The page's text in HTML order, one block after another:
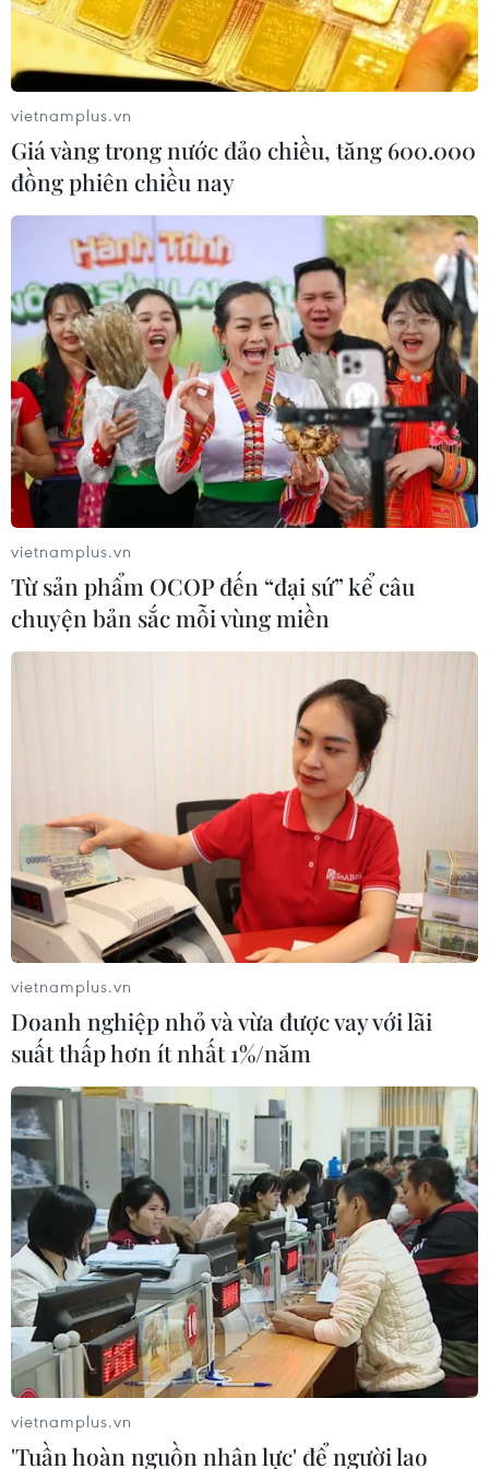
#xâm nhập mặn
#Đồng bằng sông Cửu Long
#mùa khô
#hạn hán Bến Tre
TP. Cần Thơ
Đồng Tháp
Long An Sóc Trăng
Tây Ninh
Tiền Giang
Trà Vinh Vĩnh Long
Theo dõi VietnamPlus
Mực nước sông Mekong cao hơn trung
bình nhiều năm
20/04/2022 01:31
Mực nước sông Mekong tại các trạm như Chiang Saen
(Thái Lan), Kratie và Biển Hồ Tonle Sap ở Campuchia
vào thời điểm giữa tháng 4/2022 đều ở mức cao hơn
trung bình nhiều năm.
vietnamplus.vn
Giá vàng trong nước đảo chiều, tăng 600.000
đồng phiên chiều nay
vietnamplus.vn
Từ sản phẩm OCOP đến “đại sứ” kể câu
chuyện bản sắc mỗi vùng miền
vietnamplus.vn
Doanh nghiệp nhỏ và vừa được vay với lãi
suất thấp hơn ít nhất 1%/năm
vietnamplus.vn
'Tuần hoàn nguồn nhân lực' để người lao